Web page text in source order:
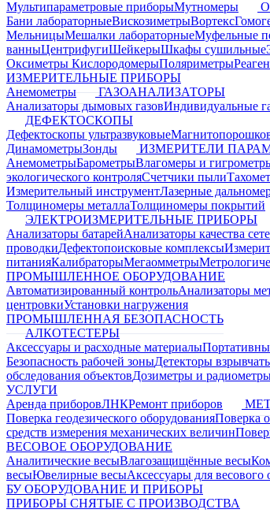
Мультипараметровые приборыМутномеры
Бани лабораторныеВискозиметрыВортекс
МельницыМешалки лабораторныеМуфельные
ванныЦентрифугиШейкерыШкафы сушильные
Оксиметры КислородомерыПоляриметры
ИЗМЕРИТЕЛЬНЫЕ ПРИБОРЫ
Анемометры
ГАЗОАНАЛИЗАТОРЫ
Анализаторы дымовых газовИндивидуальные
ДЕФЕКТОСКОПЫ
Дефектоскопы ультразвуковые
ДинамометрыЗонды
ИЗМЕРИТЕЛИ
АнемометрыБарометрыВлагомеры и
экологического контроляСчетчики пыли
Измерительный инструментЛазерные
Толщиномеры металлаТолщиномеры покрытий
ЭЛЕКТРОИЗМЕРИТЕЛЬНЫЕ ПРИБОРЫ
Анализаторы батарейАнализаторы качества
проводкиДефектопоисковые комплексы
питанияКалибраторыМегаомметры
ПРОМЫШЛЕННОЕ ОБОРУДОВАНИЕ
Автоматизированный контрольАнализаторы
центровкиУстановки нагружения
ПРОМЫШЛЕННАЯ БЕЗОПАСНОСТЬ
АЛКОТЕСТЕРЫ
Аксессуары и расходные материалы
Безопасность рабочей зоныДетекторы
обследования объектовДозиметры и
УСЛУГИ
Аренда приборовЛНКРемонт приборов
Поверка геодезического оборудованияПоверка
средств измерения механических величин
ВЕСОВОЕ ОБОРУДОВАНИЕ
Аналитические весыВлагозащищённые весы
весыЮвелирные весыАксессуары для весового
БУ ОБОРУДОВАНИЕ И ПРИБОРЫ
ПРИБОРЫ СНЯТЫЕ С ПРОИЗВОДСТВА